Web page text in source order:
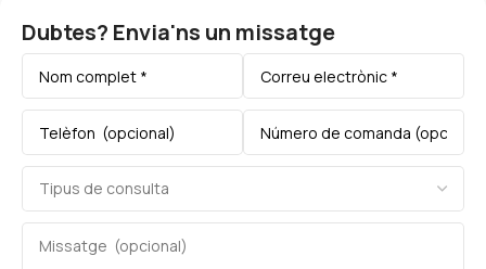
Dubtes? Envia'ns un missatge